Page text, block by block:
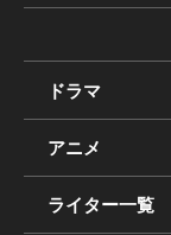
ドラマ
アニメ
ライター一覧